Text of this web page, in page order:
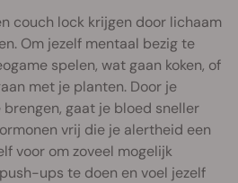
couch lock krijgen door lichaam
Om jezelf mentaal bezig te
spelen, wat gaan koken, of
met je planten. Door je
gaat je bloed sneller
vrij die je alertheid een
voor om zoveel mogelijk
ups te doen en voel jezelf